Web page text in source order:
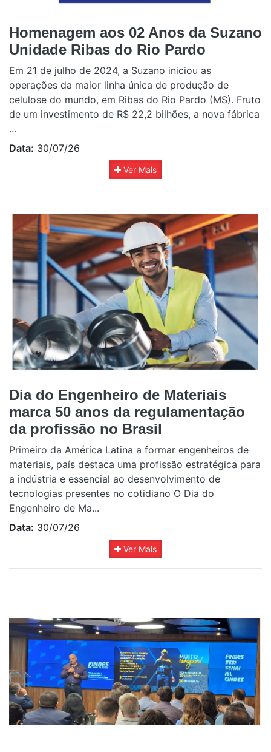
Homenagem aos 02 Anos da Suzano
Unidade Ribas do Rio Pardo
Em 21 de julho de 2024, a Suzano iniciou as
operações da maior linha única de produção de
celulose do mundo, em Ribas do Rio Pardo (MS). Fruto
de um investimento de R$ 22,2 bilhões, a nova fábrica
...
Data: 30/07/26
Ver Mais
Dia do Engenheiro de Materiais
marca 50 anos da regulamentação
da profissão no Brasil
Primeiro da América Latina a formar engenheiros de
materiais, país destaca uma profissão estratégica para
a indústria e essencial ao desenvolvimento de
tecnologias presentes no cotidiano O Dia do
Engenheiro de Ma...
Data: 30/07/26
Ver Mais